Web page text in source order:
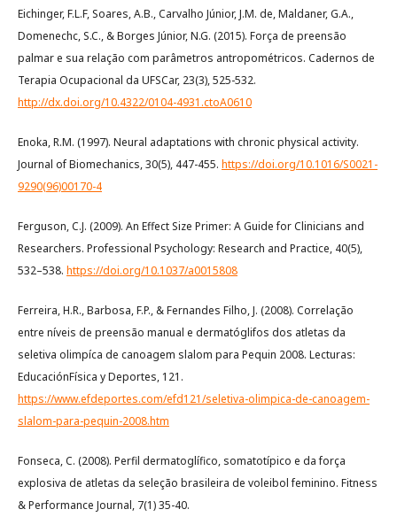
Eichinger, F.L.F, Soares, A.B., Carvalho Júnior, J.M. de, Maldaner, G.A.,
Domenechc, S.C., & Borges Júnior, N.G. (2015). Força de preensão
palmar e sua relação com parâmetros antropométricos. Cadernos de
Terapia Ocupacional da UFSCar, 23(3), 525-532.
http://dx.doi.org/10.4322/0104-4931.ctoA0610
Enoka, R.M. (1997). Neural adaptations with chronic physical activity.
Journal of Biomechanics, 30(5), 447-455. https://doi.org/10.1016/S0021-
9290(96)00170-4
Ferguson, C.J. (2009). An Effect Size Primer: A Guide for Clinicians and
Researchers. Professional Psychology: Research and Practice, 40(5),
532–538. https://doi.org/10.1037/a0015808
Ferreira, H.R., Barbosa, F.P., & Fernandes Filho, J. (2008). Correlação
entre níveis de preensão manual e dermatóglifos dos atletas da
seletiva olimpíca de canoagem slalom para Pequin 2008. Lecturas:
EducaciónFísica y Deportes, 121.
https://www.efdeportes.com/efd121/seletiva-olimpica-de-canoagem-
slalom-para-pequin-2008.htm
Fonseca, C. (2008). Perfil dermatoglífico, somatotípico e da força
explosiva de atletas da seleção brasileira de voleibol feminino. Fitness
& Performance Journal, 7(1) 35-40.